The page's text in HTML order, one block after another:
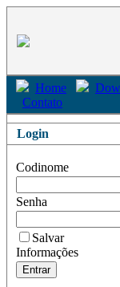
Home
Contato
Login
Codinome
Senha
Salvar
Informações